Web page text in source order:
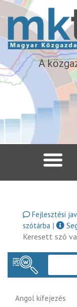
A
Fejlesztési
szótárba |
Keresett szó
Angol kifejezés